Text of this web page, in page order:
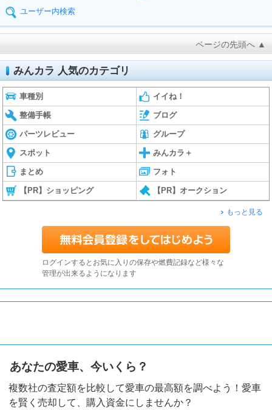
ユーザー内検索
ページの先頭へ ▲
みんカラ 人気のカテゴリ
車種別 イイね！
整備手帳 ブログ
パーツレビュー グループ
スポット みんカラ＋
まとめ フォト
【PR】ショッピング 【PR】オークション
もっと見る
ログインするとお気に入りの保存や燃費記録など様々な
管理が出来るようになります
あなたの愛車、今いくら？
複数社の査定額を比較して愛車の最高額を調べよう！愛車
を賢く売却して、購入資金にしませんか？